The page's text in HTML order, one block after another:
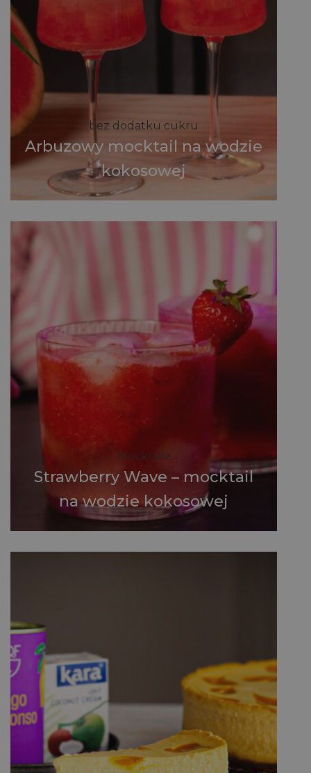
bez dodatku cukru
Arbuzowy mocktail na wodzie
kokosowej
mocktaile
Strawberry Wave – mocktail
na wodzie kokosowej